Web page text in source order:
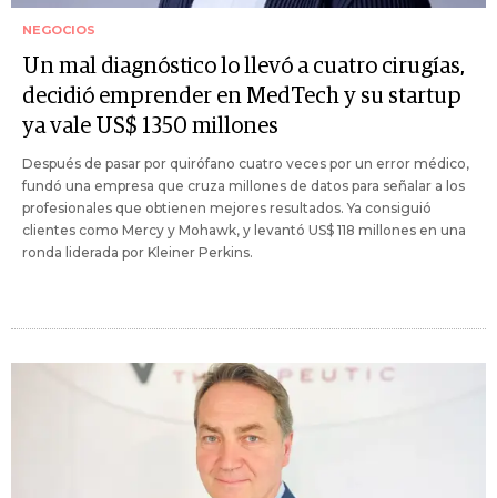
NEGOCIOS
Un mal diagnóstico lo llevó a cuatro cirugías,
decidió emprender en MedTech y su startup
ya vale US$ 1350 millones
Después de pasar por quirófano cuatro veces por un error médico,
fundó una empresa que cruza millones de datos para señalar a los
profesionales que obtienen mejores resultados. Ya consiguió
clientes como Mercy y Mohawk, y levantó US$ 118 millones en una
ronda liderada por Kleiner Perkins.